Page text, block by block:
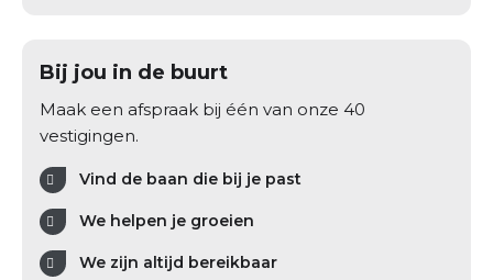
Bij jou in de buurt
Maak een afspraak bij één van onze 40
vestigingen.
Vind de baan die bij je past
We helpen je groeien
We zijn altijd bereikbaar